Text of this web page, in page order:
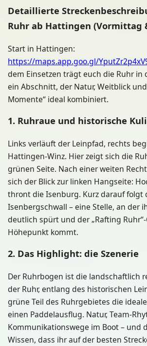
Detaillierte
Ruhr ab Hattingen (Vormittag
Start in Hattingen:
https://maps.app.goo.gl/
dem Einsetzen trägt euch die Ruhr in
ein Abschnitt, der Natur, Weitblick
Momente“ ideal kombiniert.
1. Ruhraue und historische
Links verläuft der Leinpfad, rechts
Hattingen-Winz. Hier zeigt sich die
grünen Seite. Nach einer weiten
sich der Blick zur linken Hangseite:
thront die Isenburg. Kurz darauf folgt
Isenbergschwall – eine Stelle, an der
deutlich spürt und der „Rafting
Höhepunkt kommt.
2. Das Highlight: die Szenerie
Der Ruhrbogen ist die landschaftlich
der Ruhr, entlang des historischen
grüne Teil des Ruhrgebietes die
einen Paddelausflug. Natur, Team-
Kommunikationswege im Boot – und
Wissen, dass ihr auf der besten